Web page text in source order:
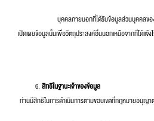
บุคคลภายนอกที่ได้รับข้อมูลส่วนบุคคลของท่าน
เปิดเผยข้อมูลนั้นเพื่อวัตถุประสงค์อื่นนอกเหนือจากที่ได้แจ้
สิทธิในฐานะเจ้าของข้อมูล
ท่านมีสิทธิในการดำเนินการตามขอบเขตที่กฎหมายอนุญา